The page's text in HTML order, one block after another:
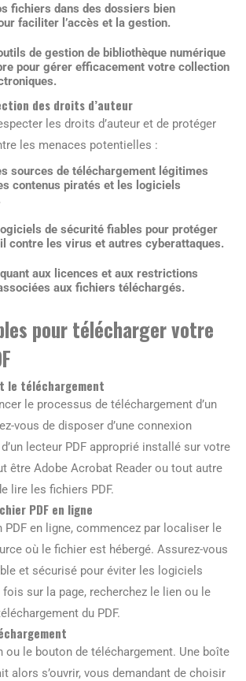
fichiers dans des dossiers bien
faciliter l’accès et la gestion.
de gestion de bibliothèque numérique
pour gérer efficacement votre collection
des droits d’auteur
les droits d’auteur et de protéger
les menaces potentielles :
sources de téléchargement légitimes
contenus piratés et les logiciels
de sécurité fiables pour protéger
contre les virus et autres cyberattaques.
aux licences et aux restrictions
aux fichiers téléchargés.
pour télécharger votre
le téléchargement
le processus de téléchargement d’un
vous de disposer d’une connexion
lecteur PDF approprié installé sur votre
être Adobe Acrobat Reader ou tout autre
lire les fichiers PDF.
PDF en ligne
PDF en ligne, commencez par localiser le
où le fichier est hébergé. Assurez-vous
et sécurisé pour éviter les logiciels
sur la page, recherchez le lien ou le
du PDF.
ou le bouton de téléchargement. Une boîte
alors s’ouvrir, vous demandant de choisir